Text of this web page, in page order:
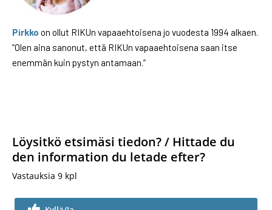
Pirkko on ollut RIKUn vapaaehtoisena jo vuodesta 1994 alkaen.
”Olen aina sanonut, että RIKUn vapaaehtoisena saan itse
enemmän kuin pystyn antamaan.”
Löysitkö etsimäsi tiedon? / Hittade du
den information du letade efter?
Vastauksia 9 kpl